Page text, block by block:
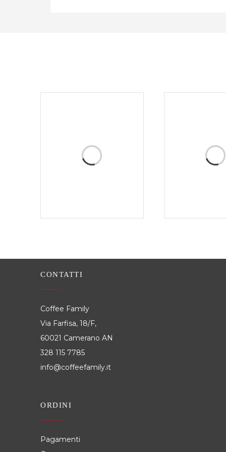
CONTATTI
Coffee Family
Via Farfisa, 18/F,
60021 Camerano AN
328 115 7785
info@coffeefamily.it
ORDINI
Pagamenti